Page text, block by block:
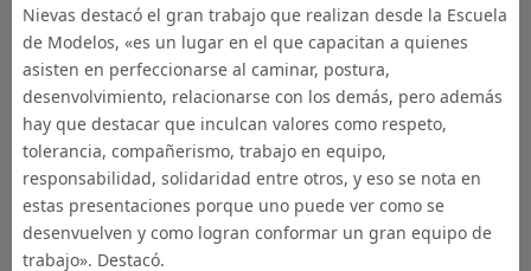
Nievas destacó el gran trabajo que realizan desde la Escuela
de Modelos, «es un lugar en el que capacitan a quienes
asisten en perfeccionarse al caminar, postura,
desenvolvimiento, relacionarse con los demás, pero además
hay que destacar que inculcan valores como respeto,
tolerancia, compañerismo, trabajo en equipo,
responsabilidad, solidaridad entre otros, y eso se nota en
estas presentaciones porque uno puede ver como se
desenvuelven y como logran conformar un gran equipo de
trabajo». Destacó.